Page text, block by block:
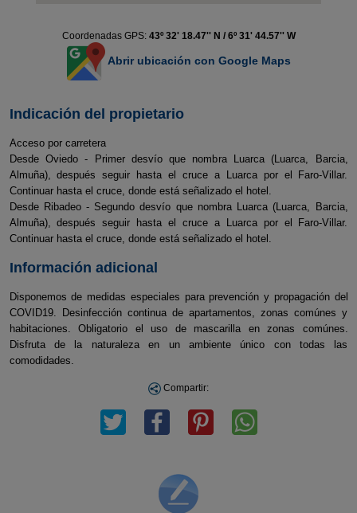
Coordenadas GPS: 43º 32' 18.47'' N / 6º 31' 44.57'' W
Abrir ubicación con Google Maps
Indicación del propietario
Acceso por carretera
Desde Oviedo - Primer desvío que nombra Luarca (Luarca, Barcia,
Almuña), después seguir hasta el cruce a Luarca por el Faro-Villar.
Continuar hasta el cruce, donde está señalizado el hotel.
Desde Ribadeo - Segundo desvío que nombra Luarca (Luarca, Barcia,
Almuña), después seguir hasta el cruce a Luarca por el Faro-Villar.
Continuar hasta el cruce, donde está señalizado el hotel.
Información adicional
Disponemos de medidas especiales para prevención y propagación del
COVID19. Desinfección continua de apartamentos, zonas comúnes y
habitaciones. Obligatorio el uso de mascarilla en zonas comúnes.
Disfruta de la naturaleza en un ambiente único con todas las
comodidades.
Compartir: